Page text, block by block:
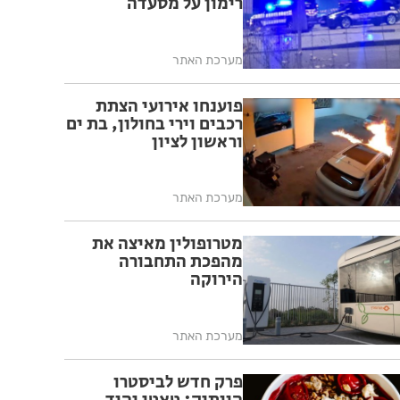
מערכת האתר
פוענחו אירועי הצתת
רכבים וירי בחולון, בת ים
וראשון לציון
מערכת האתר
מטרופולין מאיצה את
מהפכת התחבורה
הירוקה
מערכת האתר
פרק חדש לביסטרו